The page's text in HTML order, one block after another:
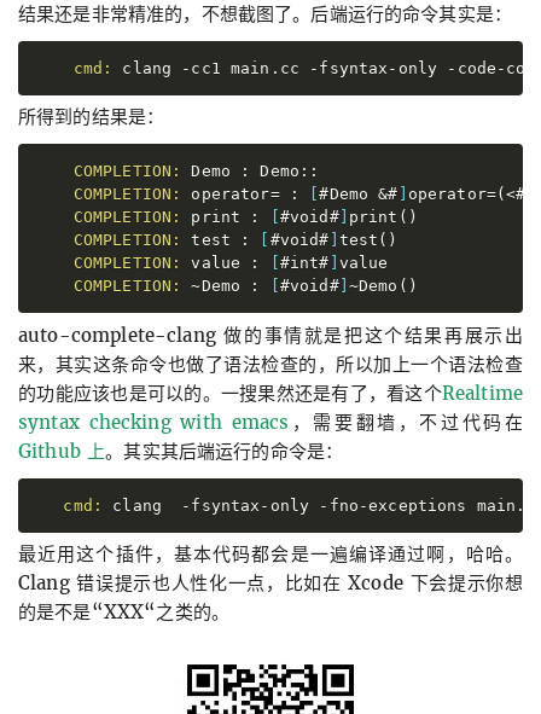
结果还是非常精准的，不想截图了。后端运行的命令其实是：
cmd: clang - cc1 main.cc - fsyntax-only - code-
所得到的结果是：
COMPLETION:
Demo : Demo::
COMPLETION:
operator= : [#Demo &# operator=(<
COMPLETION:
print : #void#] print( )
COMPLETION:
test : #void# test( )
COMPLETION:
value : #int# value
COMPLETION:
~Demo : #void#] ~Demo( )
auto-complete-clang 做的事情就是把这个结果再展示出
来，其实这条命令也做了语法检查的，所以加上一个语法检查
的功能应该也是可以的。一搜果然还是有了，看这个Realtime
syntax checking with emacs ，需要翻墙，不过代码在
Github 上。其实其后端运行的命令是：
cmd: clang
  -
fsyntax-only - fno-exceptions
最近用这个插件，基本代码都会是一遍编译通过啊，哈哈。
Clang 错误提示也人性化一点，比如在 Xcode 下会提示你想
的是不是“XXX“之类的。